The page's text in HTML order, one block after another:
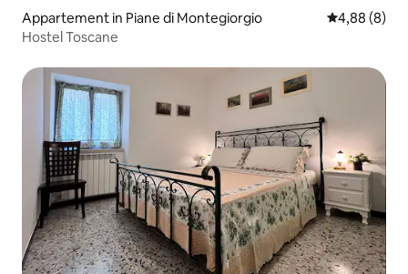
Appartement in Piane di Montegiorgio Gemiddelde
4,88 (8)
Hostel Toscane